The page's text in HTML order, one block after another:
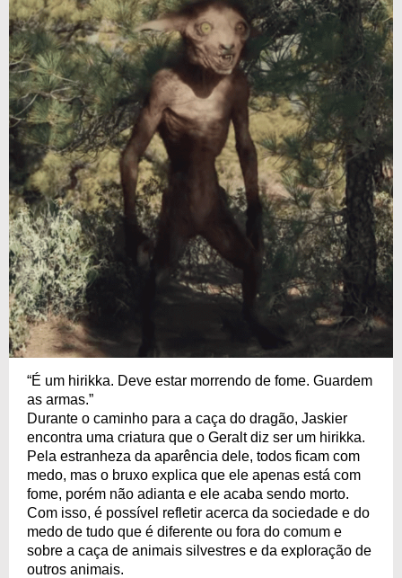
“É um hirikka. Deve estar morrendo de fome. Guardem
as armas.”
Durante o caminho para a caça do dragão, Jaskier
encontra uma criatura que o Geralt diz ser um hirikka.
Pela estranheza da aparência dele, todos ficam com
medo, mas o bruxo explica que ele apenas está com
fome, porém não adianta e ele acaba sendo morto.
Com isso, é possível refletir acerca da sociedade e do
medo de tudo que é diferente ou fora do comum e
sobre a caça de animais silvestres e da exploração de
outros animais.